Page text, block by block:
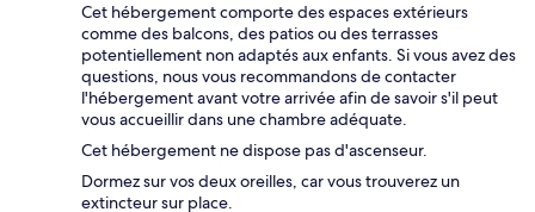
Cet hébergement comporte des espaces extérieurs
comme des balcons, des patios ou des terrasses
potentiellement non adaptés aux enfants. Si vous avez des
questions, nous vous recommandons de contacter
l'hébergement avant votre arrivée afin de savoir s'il peut
vous accueillir dans une chambre adéquate.
Cet hébergement ne dispose pas d'ascenseur.
Dormez sur vos deux oreilles, car vous trouverez un
extincteur sur place.